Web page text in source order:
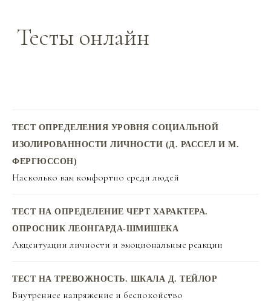
Тесты онлайн
ТЕСТ ОПРЕДЕЛЕНИЯ УРОВНЯ СОЦИАЛЬНОЙ
ИЗОЛИРОВАННОСТИ ЛИЧНОСТИ (Д. РАССЕЛ И М.
ФЕРГЮССОН)
Насколько вам комфортно среди людей
ТЕСТ НА ОПРЕДЕЛЕНИЕ ЧЕРТ ХАРАКТЕРА.
ОПРОСНИК ЛЕОНГАРДА-ШМИШЕКА
Акцентуации личности и эмоциональные реакции
ТЕСТ НА ТРЕВОЖНОСТЬ. ШКАЛА Д. ТЕЙЛОР
Внутреннее напряжение и беспокойство